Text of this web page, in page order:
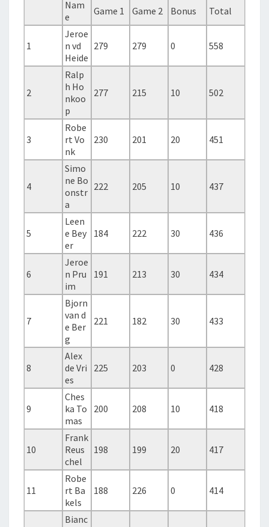
Nam
e
Game 1 Game 2 Bonus Total
1
Jeroe
n vd
Heide
279 279 0 558
2
Ralp
h Ho
nkoo
p
277 215 10 502
3
Robe
rt Vo
nk
230 201 20 451
4
Simo
ne Bo
onstr
a
222 205 10 437
5
Leen
e Bey
er
184 222 30 436
6
Jeroe
n Pru
im
191 213 30 434
7
Bjorn
van d
e Ber
g
221 182 30 433
8
Alex
de Vri
es
225 203 0 428
9
Ches
ka To
mas
200 208 10 418
10
Frank
Reus
chel
198 199 20 417
11
Robe
rt Ba
kels
188 226 0 414
Bianc